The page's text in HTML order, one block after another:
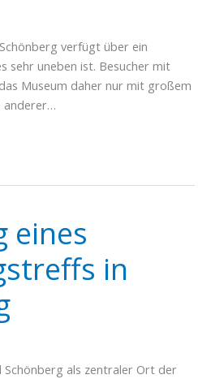
verfügt über ein
sehr uneben ist. Besucher mit
Museum daher nur mit großem
anderer…
eines
in
Schönberg als zentraler Ort der